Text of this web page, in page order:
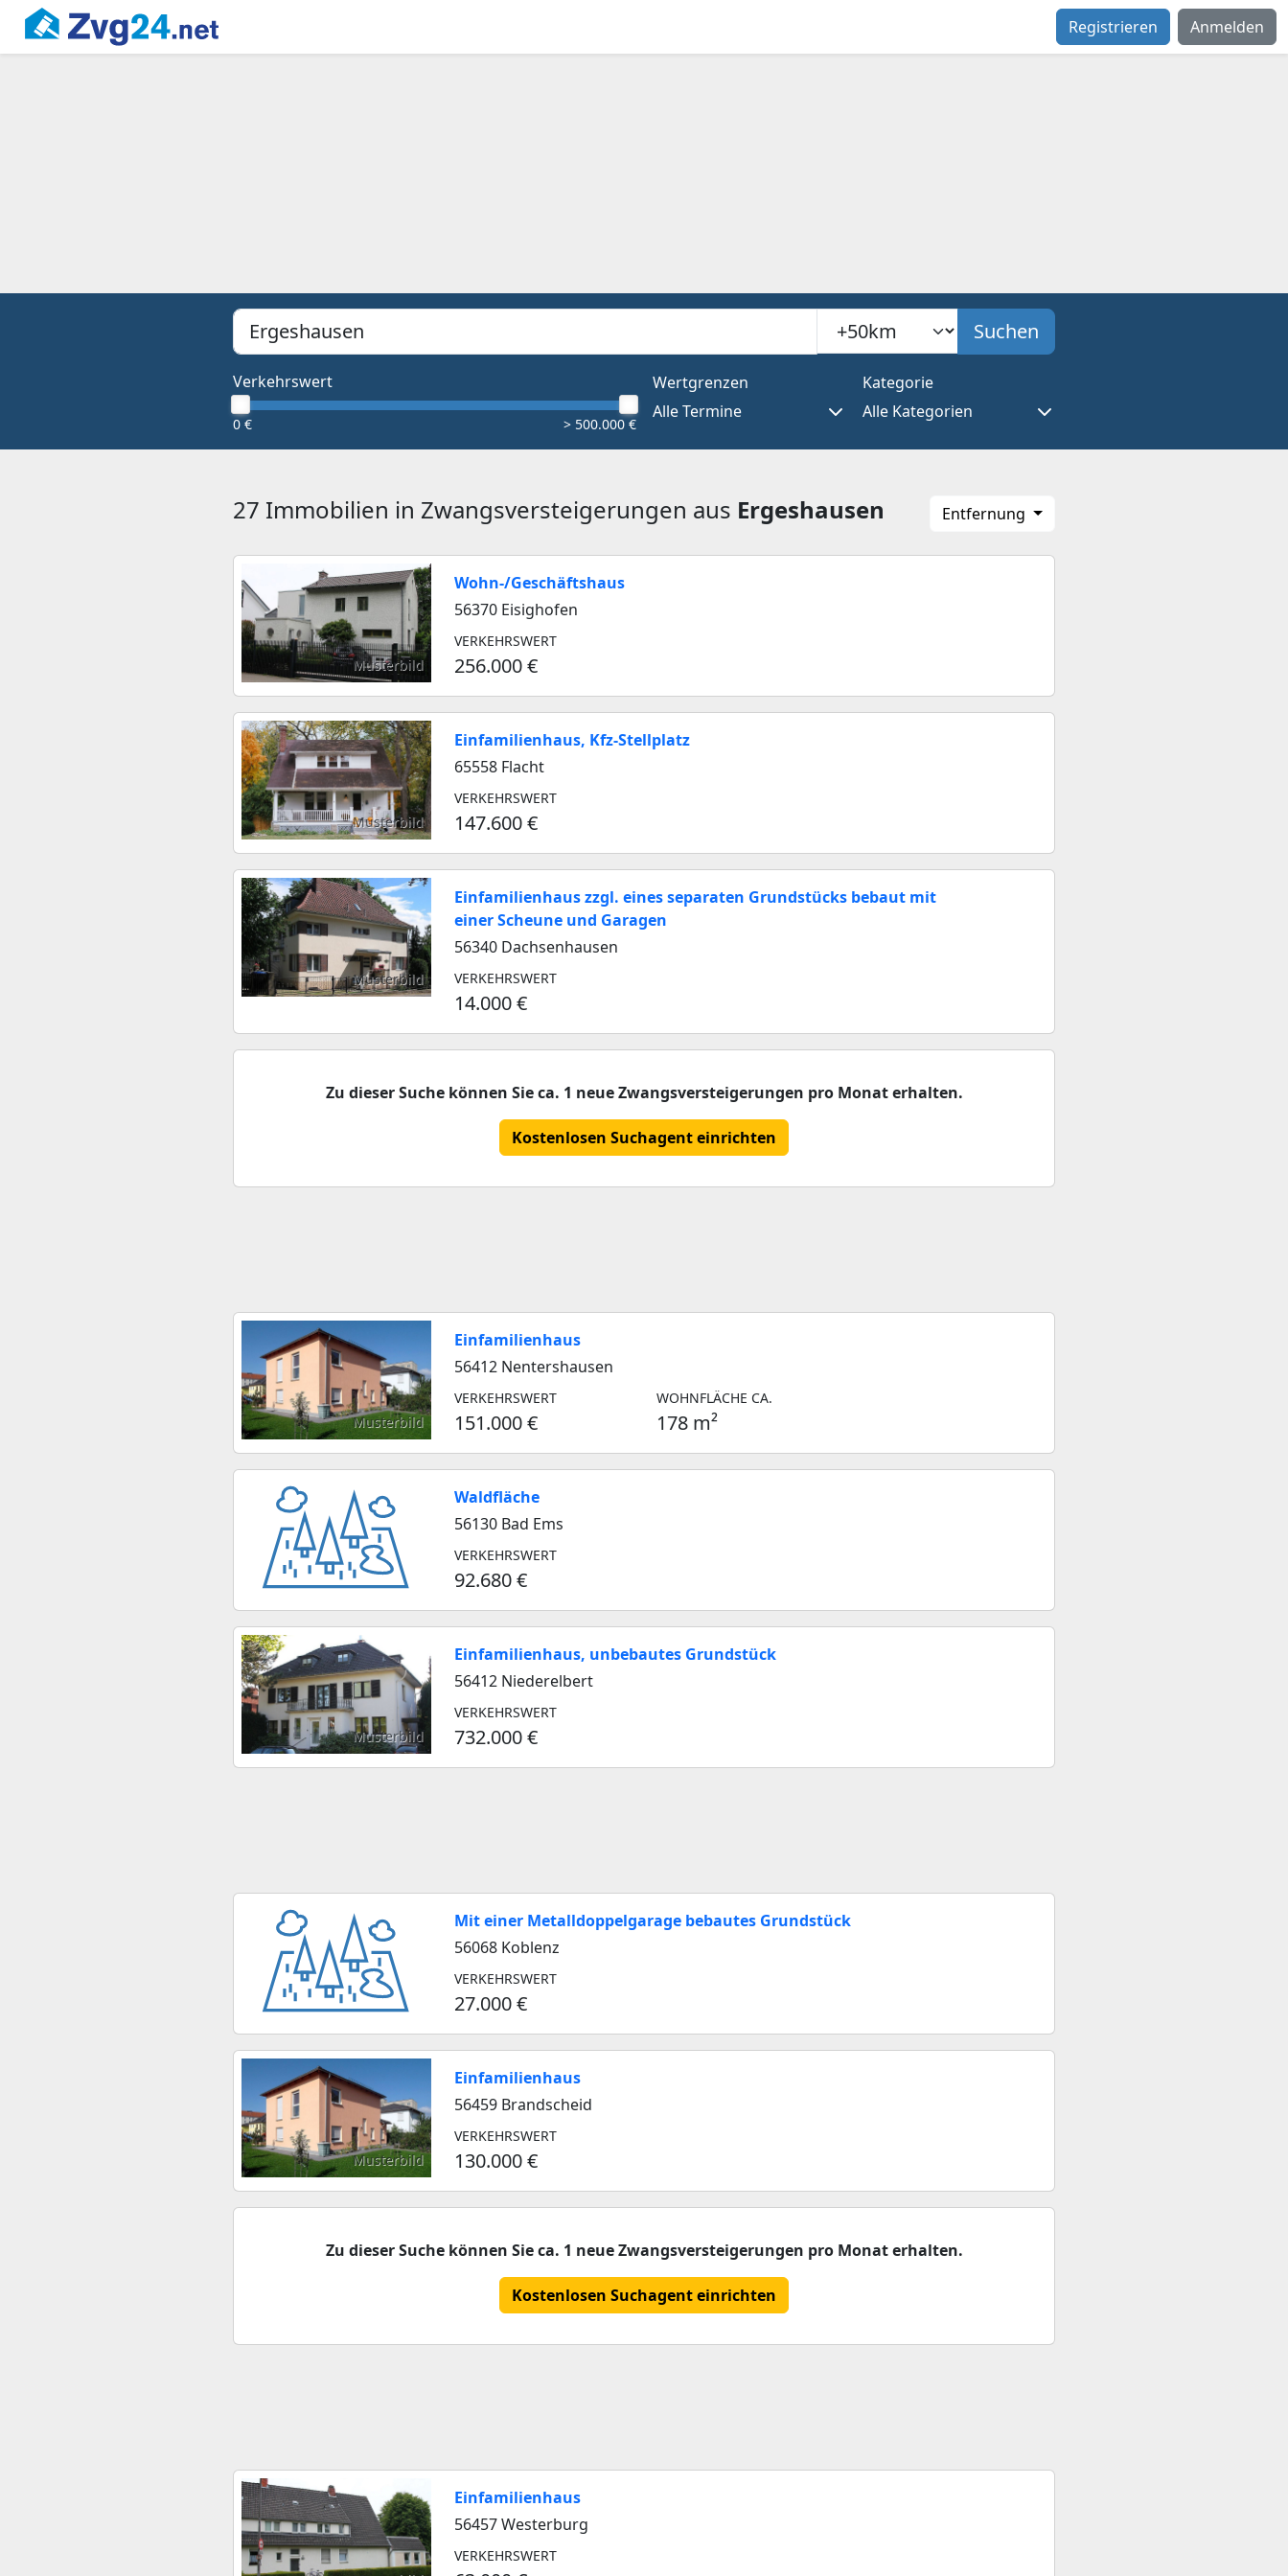
Registrieren Anmelden
PLZ, Ort oder Bundesland Suchradius Suchen
Verkehrswert
0 € > 500.000 €
Wertgrenzen
Alle Termine
Kategorie
Alle Kategorien
27 Immobilien in Zwangsversteigerungen aus Ergeshausen Entfernung
Musterbild
Wohn-/Geschäftshaus
56370 Eisighofen
VERKEHRSWERT
256.000 €
Musterbild
Einfamilienhaus, Kfz-Stellplatz
65558 Flacht
VERKEHRSWERT
147.600 €
Musterbild
Einfamilienhaus zzgl. eines separaten Grundstücks bebaut mit
einer Scheune und Garagen
56340 Dachsenhausen
VERKEHRSWERT
14.000 €
Zu dieser Suche können Sie ca. 1 neue Zwangsversteigerungen pro Monat erhalten.
Kostenlosen Suchagent einrichten
Musterbild
Einfamilienhaus
56412 Nentershausen
VERKEHRSWERT
151.000 €
WOHNFLÄCHE CA.
178 m²
Waldfläche
56130 Bad Ems
VERKEHRSWERT
92.680 €
Musterbild
Einfamilienhaus, unbebautes Grundstück
56412 Niederelbert
VERKEHRSWERT
732.000 €
Mit einer Metalldoppelgarage bebautes Grundstück
56068 Koblenz
VERKEHRSWERT
27.000 €
Musterbild
Einfamilienhaus
56459 Brandscheid
VERKEHRSWERT
130.000 €
Zu dieser Suche können Sie ca. 1 neue Zwangsversteigerungen pro Monat erhalten.
Kostenlosen Suchagent einrichten
Einfamilienhaus
56457 Westerburg
VERKEHRSWERT